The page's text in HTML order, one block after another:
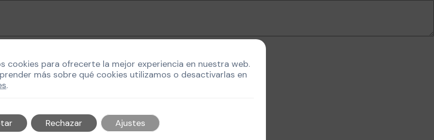
próxima vez que comente.
cookies para ofrecerte la mejor experiencia en nuestra web.
más sobre qué cookies utilizamos o desactivarlas en
.
Rechazar Ajustes